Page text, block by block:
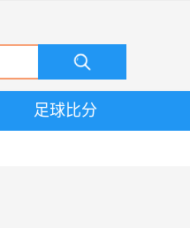
足球比分